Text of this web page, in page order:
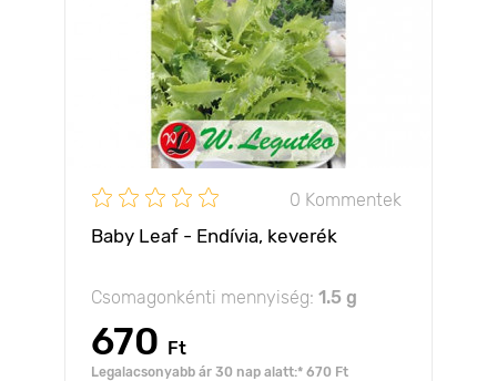
0 Kommentek
Baby Leaf - Endívia, keverék
Csomagonkénti mennyiség: 1.5 g
670 Ft
Legalacsonyabb ár 30 nap alatt:* 670 Ft